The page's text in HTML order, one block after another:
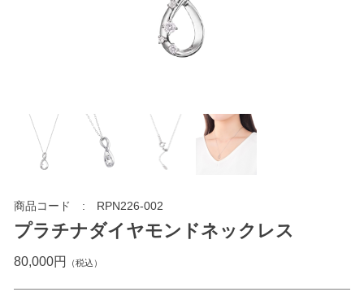
商品コード RPN226-002
プラチナダイヤモンドネックレス
80,000円 （税込）